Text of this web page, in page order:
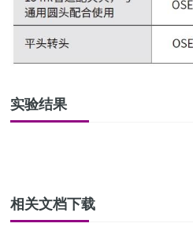
实验结果
相关文档下载